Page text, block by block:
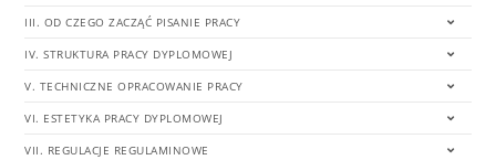
III. OD CZEGO ZACZĄĆ PISANIE PRACY
IV. STRUKTURA PRACY DYPLOMOWEJ
V. TECHNICZNE OPRACOWANIE PRACY
VI. ESTETYKA PRACY DYPLOMOWEJ
VII. REGULACJE REGULAMINOWE